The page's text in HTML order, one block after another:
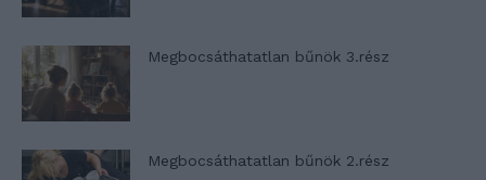
Megbocsáthatatlan bűnök 3.rész
Megbocsáthatatlan bűnök 2.rész